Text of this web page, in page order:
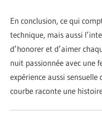
En conclusion, ce qui
technique, mais aussi
d’honorer et d’aimer
nuit passionnée avec une
expérience aussi
courbe raconte une